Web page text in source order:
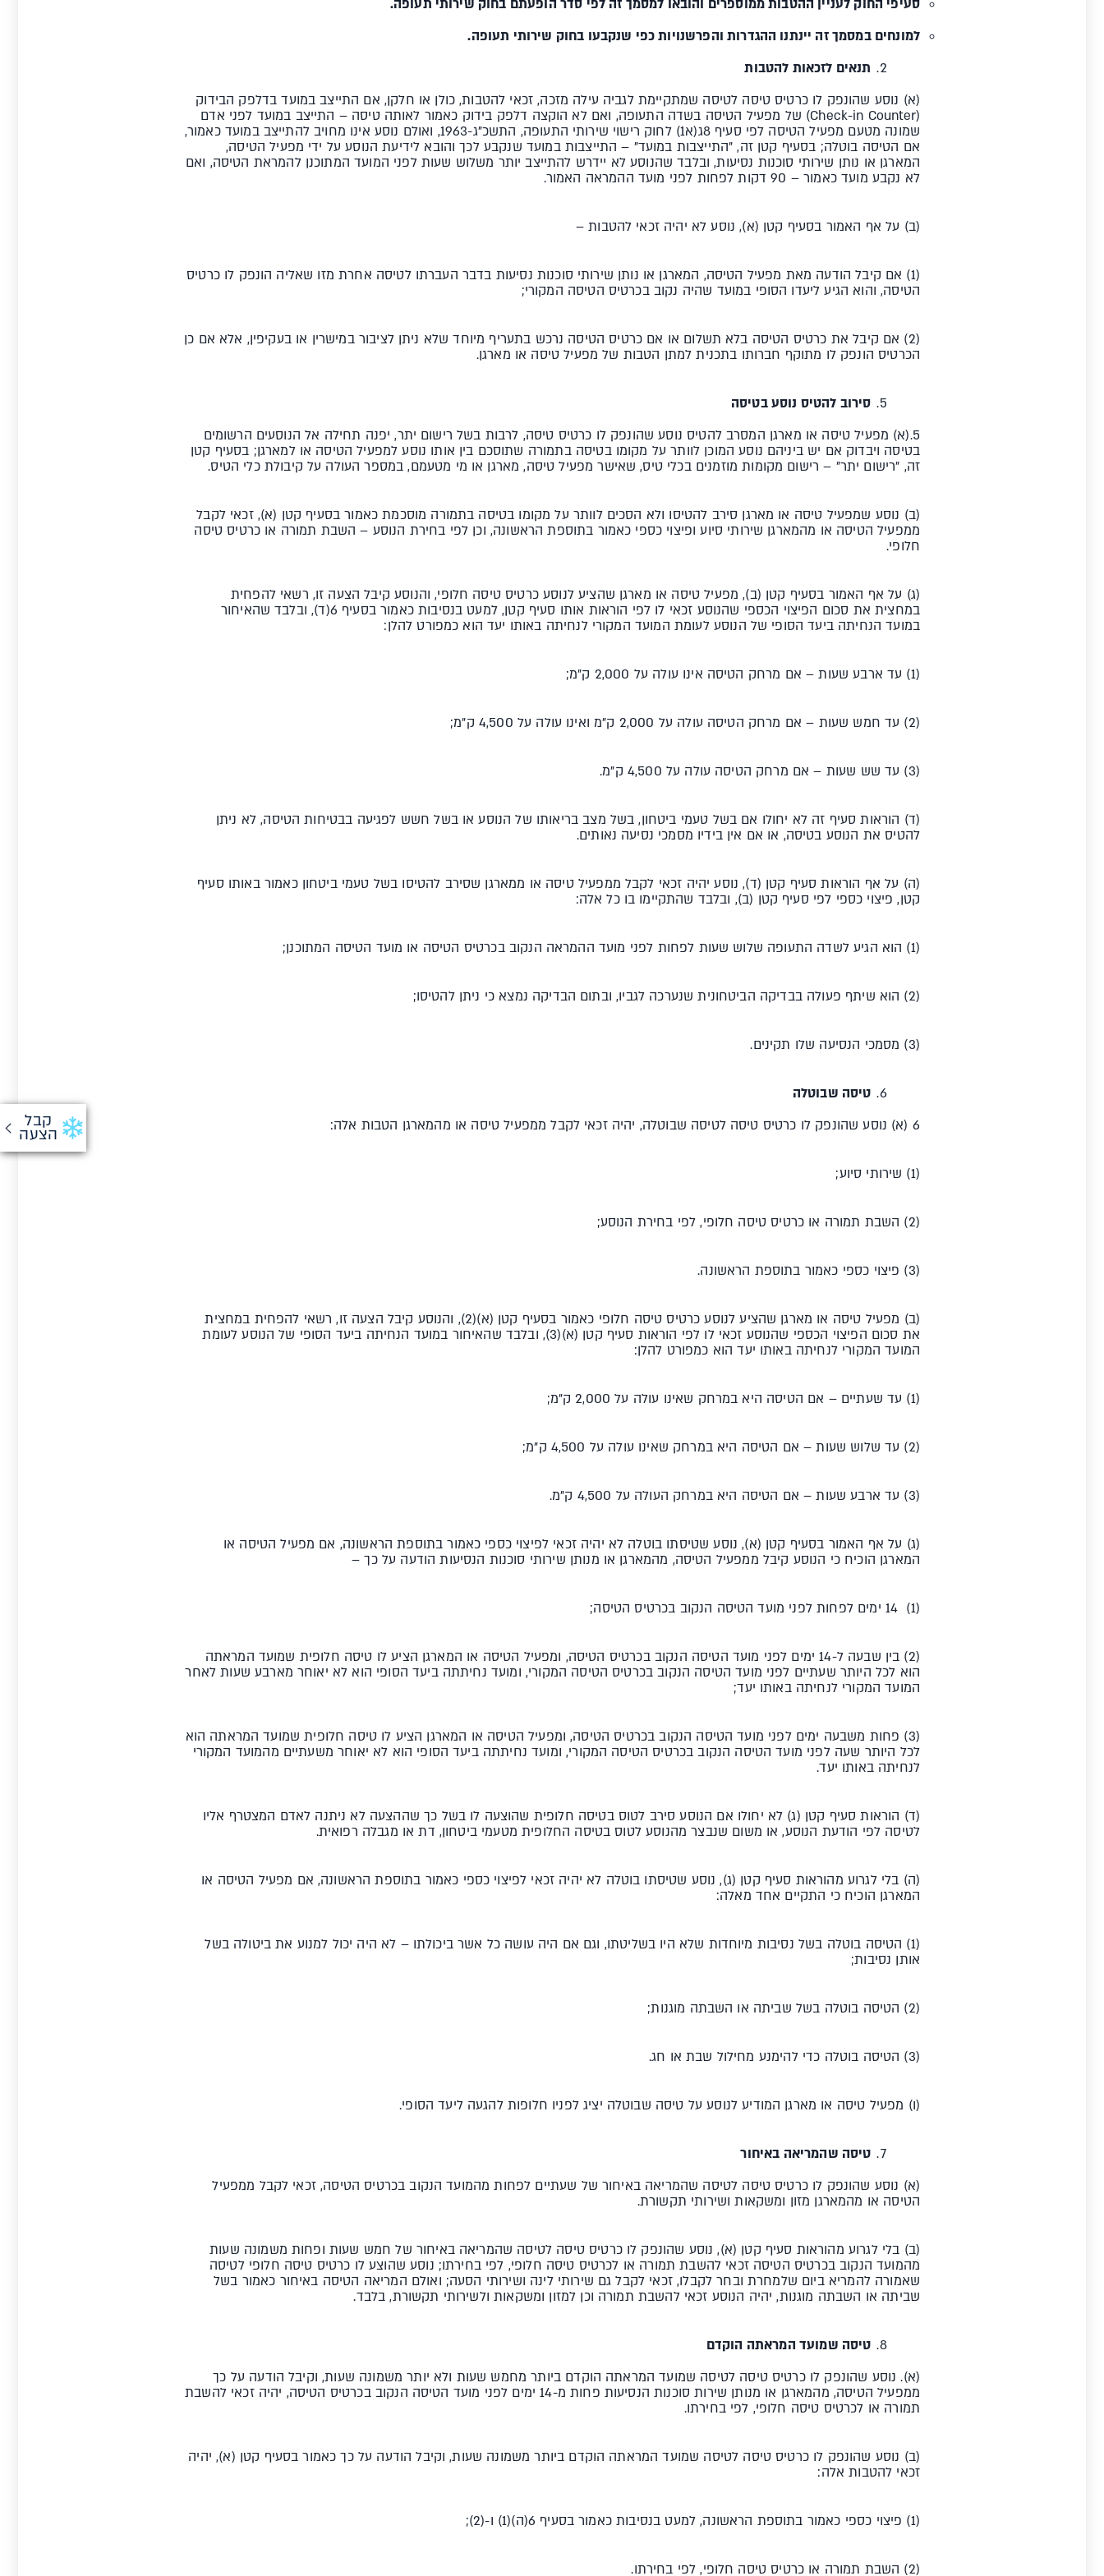
קבל
הצעה
סעיפי החוק לעניין ההטבות ממוספרים והובאו למסמך זה לפי סדר הופעתם בחוק שירותי תעופה.
למונחים במסמך זה יינתנו ההגדרות והפרשנויות כפי שנקבעו בחוק שירותי תעופה.
תנאים לזכאות להטבות
(א) נוסע שהונפק לו כרטיס טיסה לטיסה שמתקיימת לגביה עילה מזכה, זכאי להטבות, כולן או חלקן, אם התייצב במועד בדלפק הבידוק
(Check-in Counter) של מפעיל הטיסה בשדה התעופה, ואם לא הוקצה דלפק בידוק כאמור לאותה טיסה – התייצב במועד לפני אדם
שמונה מטעם מפעיל הטיסה לפי סעיף 8ג(א1) לחוק רישוי שירותי התעופה, התשכ"ג-1963, ואולם נוסע אינו מחויב להתייצב במועד כאמור,
אם הטיסה בוטלה; בסעיף קטן זה, "התייצבות במועד" – התייצבות במועד שנקבע לכך והובא לידיעת הנוסע על ידי מפעיל הטיסה,
המארגן או נותן שירותי סוכנות נסיעות, ובלבד שהנוסע לא יידרש להתייצב יותר משלוש שעות לפני המועד המתוכנן להמראת הטיסה, ואם
לא נקבע מועד כאמור – 90 דקות לפחות לפני מועד ההמראה האמור.
(ב) על אף האמור בסעיף קטן (א), נוסע לא יהיה זכאי להטבות –
(1) אם קיבל הודעה מאת מפעיל הטיסה, המארגן או נותן שירותי סוכנות נסיעות בדבר העברתו לטיסה אחרת מזו שאליה הונפק לו כרטיס
הטיסה, והוא הגיע ליעדו הסופי במועד שהיה נקוב בכרטיס הטיסה המקורי;
(2) אם קיבל את כרטיס הטיסה בלא תשלום או אם כרטיס הטיסה נרכש בתעריף מיוחד שלא ניתן לציבור במישרין או בעקיפין, אלא אם כן
הכרטיס הונפק לו מתוקף חברותו בתכנית למתן הטבות של מפעיל טיסה או מארגן.
סירוב להטיס נוסע בטיסה
5.(א) מפעיל טיסה או מארגן המסרב להטיס נוסע שהונפק לו כרטיס טיסה, לרבות בשל רישום יתר, יפנה תחילה אל הנוסעים הרשומים
בטיסה ויבדוק אם יש ביניהם נוסע המוכן לוותר על מקומו בטיסה בתמורה שתוסכם בין אותו נוסע למפעיל הטיסה או למארגן; בסעיף קטן
זה, "רישום יתר" – רישום מקומות מוזמנים בכלי טיס, שאישר מפעיל טיסה, מארגן או מי מטעמם, במספר העולה על קיבולת כלי הטיס.
(ב) נוסע שמפעיל טיסה או מארגן סירב להטיסו ולא הסכים לוותר על מקומו בטיסה בתמורה מוסכמת כאמור בסעיף קטן (א), זכאי לקבל
ממפעיל הטיסה או מהמארגן שירותי סיוע ופיצוי כספי כאמור בתוספת הראשונה, וכן לפי בחירת הנוסע – השבת תמורה או כרטיס טיסה
חלופי.
(ג) על אף האמור בסעיף קטן (ב), מפעיל טיסה או מארגן שהציע לנוסע כרטיס טיסה חלופי, והנוסע קיבל הצעה זו, רשאי להפחית
במחצית את סכום הפיצוי הכספי שהנוסע זכאי לו לפי הוראות אותו סעיף קטן, למעט בנסיבות כאמור בסעיף 6(ד), ובלבד שהאיחור
במועד הנחיתה ביעד הסופי של הנוסע לעומת המועד המקורי לנחיתה באותו יעד הוא כמפורט להלן:
(1) עד ארבע שעות – אם מרחק הטיסה אינו עולה על 2,000 ק"מ;
(2) עד חמש שעות – אם מרחק הטיסה עולה על 2,000 ק"מ ואינו עולה על 4,500 ק"מ;
(3) עד שש שעות – אם מרחק הטיסה עולה על 4,500 ק"מ.
(ד) הוראות סעיף זה לא יחולו אם בשל טעמי ביטחון, בשל מצב בריאותו של הנוסע או בשל חשש לפגיעה בבטיחות הטיסה, לא ניתן
להטיס את הנוסע בטיסה, או אם אין בידיו מסמכי נסיעה נאותים.
(ה) על אף הוראות סעיף קטן (ד), נוסע יהיה זכאי לקבל ממפעיל טיסה או ממארגן שסירב להטיסו בשל טעמי ביטחון כאמור באותו סעיף
קטן, פיצוי כספי לפי סעיף קטן (ב), ובלבד שהתקיימו בו כל אלה:
(1) הוא הגיע לשדה התעופה שלוש שעות לפחות לפני מועד ההמראה הנקוב בכרטיס הטיסה או מועד הטיסה המתוכנן;
(2) הוא שיתף פעולה בבדיקה הביטחונית שנערכה לגביו, ובתום הבדיקה נמצא כי ניתן להטיסו;
(3) מסמכי הנסיעה שלו תקינים.
טיסה שבוטלה
6 (א) נוסע שהונפק לו כרטיס טיסה לטיסה שבוטלה, יהיה זכאי לקבל ממפעיל טיסה או מהמארגן הטבות אלה:
(1) שירותי סיוע;
(2) השבת תמורה או כרטיס טיסה חלופי, לפי בחירת הנוסע;
(3) פיצוי כספי כאמור בתוספת הראשונה.
(ב) מפעיל טיסה או מארגן שהציע לנוסע כרטיס טיסה חלופי כאמור בסעיף קטן (א)(2), והנוסע קיבל הצעה זו, רשאי להפחית במחצית
את סכום הפיצוי הכספי שהנוסע זכאי לו לפי הוראות סעיף קטן (א)(3), ובלבד שהאיחור במועד הנחיתה ביעד הסופי של הנוסע לעומת
המועד המקורי לנחיתה באותו יעד הוא כמפורט להלן:
(1) עד שעתיים – אם הטיסה היא במרחק שאינו עולה על 2,000 ק"מ;
(2) עד שלוש שעות – אם הטיסה היא במרחק שאינו עולה על 4,500 ק"מ;
(3) עד ארבע שעות – אם הטיסה היא במרחק העולה על 4,500 ק"מ.
(ג) על אף האמור בסעיף קטן (א), נוסע שטיסתו בוטלה לא יהיה זכאי לפיצוי כספי כאמור בתוספת הראשונה, אם מפעיל הטיסה או
המארגן הוכיח כי הנוסע קיבל ממפעיל הטיסה, מהמארגן או מנותן שירותי סוכנות הנסיעות הודעה על כך –
(1) 14 ימים לפחות לפני מועד הטיסה הנקוב בכרטיס הטיסה;
(2) בין שבעה ל-14 ימים לפני מועד הטיסה הנקוב בכרטיס הטיסה, ומפעיל הטיסה או המארגן הציע לו טיסה חלופית שמועד המראתה
הוא לכל היותר שעתיים לפני מועד הטיסה הנקוב בכרטיס הטיסה המקורי, ומועד נחיתתה ביעד הסופי הוא לא יאוחר מארבע שעות לאחר
המועד המקורי לנחיתה באותו יעד;
(3) פחות משבעה ימים לפני מועד הטיסה הנקוב בכרטיס הטיסה, ומפעיל הטיסה או המארגן הציע לו טיסה חלופית שמועד המראתה הוא
לכל היותר שעה לפני מועד הטיסה הנקוב בכרטיס הטיסה המקורי, ומועד נחיתתה ביעד הסופי הוא לא יאוחר משעתיים מהמועד המקורי
לנחיתה באותו יעד.
(ד) הוראות סעיף קטן (ג) לא יחולו אם הנוסע סירב לטוס בטיסה חלופית שהוצעה לו בשל כך שההצעה לא ניתנה לאדם המצטרף אליו
לטיסה לפי הודעת הנוסע, או משום שנבצר מהנוסע לטוס בטיסה החלופית מטעמי ביטחון, דת או מגבלה רפואית.
(ה) בלי לגרוע מהוראות סעיף קטן (ג), נוסע שטיסתו בוטלה לא יהיה זכאי לפיצוי כספי כאמור בתוספת הראשונה, אם מפעיל הטיסה או
המארגן הוכיח כי התקיים אחד מאלה:
(1) הטיסה בוטלה בשל נסיבות מיוחדות שלא היו בשליטתו, וגם אם היה עושה כל אשר ביכולתו – לא היה יכול למנוע את ביטולה בשל
אותן נסיבות;
(2) הטיסה בוטלה בשל שביתה או השבתה מוגנות;
(3) הטיסה בוטלה כדי להימנע מחילול שבת או חג.
(ו) מפעיל טיסה או מארגן המודיע לנוסע על טיסה שבוטלה יציג לפניו חלופות להגעה ליעד הסופי.
טיסה שהמריאה באיחור
(א) נוסע שהונפק לו כרטיס טיסה לטיסה שהמריאה באיחור של שעתיים לפחות מהמועד הנקוב בכרטיס הטיסה, זכאי לקבל ממפעיל
הטיסה או מהמארגן מזון ומשקאות ושירותי תקשורת.
(ב) בלי לגרוע מהוראות סעיף קטן (א), נוסע שהונפק לו כרטיס טיסה לטיסה שהמריאה באיחור של חמש שעות ופחות משמונה שעות
מהמועד הנקוב בכרטיס הטיסה זכאי להשבת תמורה או לכרטיס טיסה חלופי, לפי בחירתו; נוסע שהוצע לו כרטיס טיסה חלופי לטיסה
שאמורה להמריא ביום שלמחרת ובחר לקבלו, זכאי לקבל גם שירותי לינה ושירותי הסעה; ואולם המריאה הטיסה באיחור כאמור בשל
שביתה או השבתה מוגנות, יהיה הנוסע זכאי להשבת תמורה וכן למזון ומשקאות ולשירותי תקשורת, בלבד.
טיסה שמועד המראתה הוקדם
(א). נוסע שהונפק לו כרטיס טיסה לטיסה שמועד המראתה הוקדם ביותר מחמש שעות ולא יותר משמונה שעות, וקיבל הודעה על כך
ממפעיל הטיסה, מהמארגן או מנותן שירות סוכנות הנסיעות פחות מ-14 ימים לפני מועד הטיסה הנקוב בכרטיס הטיסה, יהיה זכאי להשבת
תמורה או לכרטיס טיסה חלופי, לפי בחירתו.
(ב) נוסע שהונפק לו כרטיס טיסה לטיסה שמועד המראתה הוקדם ביותר משמונה שעות, וקיבל הודעה על כך כאמור בסעיף קטן (א), יהיה
זכאי להטבות אלה:
(1) פיצוי כספי כאמור בתוספת הראשונה, למעט בנסיבות כאמור בסעיף 6(ה)(1) ו-(2);
(2) השבת תמורה או כרטיס טיסה חלופי, לפי בחירתו.